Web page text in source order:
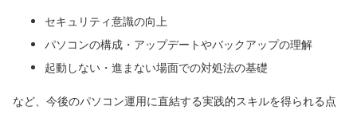
セキュリティ意識の向上
パソコンの構成・アップデートやバックアップの理解
起動しない・進まない場面での対処法の基礎
など、今後のパソコン運用に直結する実践的スキルを得られる点